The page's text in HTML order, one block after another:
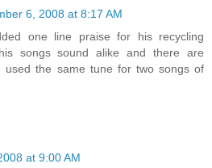
6, 2008 at 8:17 AM
one line praise for his recycling
songs sound alike and there are
used the same tune for two songs of
at 9:00 AM